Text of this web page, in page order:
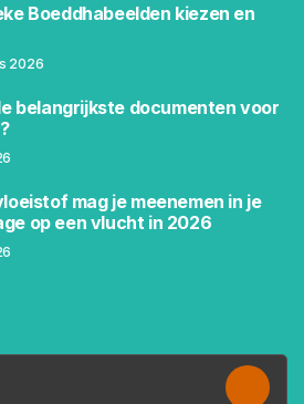
Boeddhabeelden kiezen en
2026
belangrijkste documenten voor
mag je meenemen in je
op een vlucht in 2026